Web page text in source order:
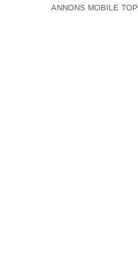
ANNONS MOBILE TOP